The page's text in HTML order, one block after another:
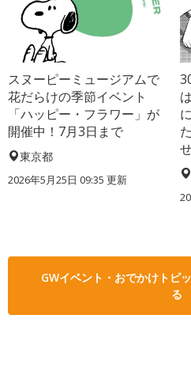
スヌーピーミュージアムで
花だらけの季節イベント
「ハッピー・フラワー」が
開催中！7月3日まで
東京都
2026年5月25日 09:35 更新
GWイベント・おでかけトピ
る